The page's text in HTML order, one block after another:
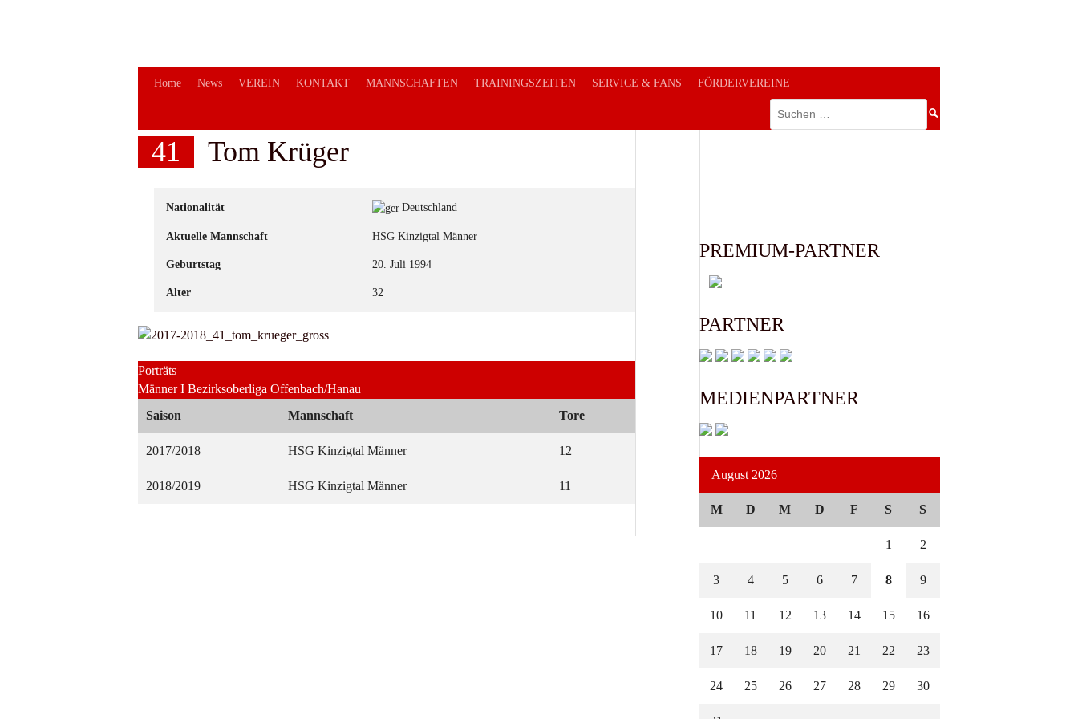
Home News VEREIN KONTAKT MANNSCHAFTEN TRAININGSZEITEN SERVICE & FANS FÖRDERVEREINE
Suchen
nach:
41 Tom Krüger
Nationalität Deutschland
Aktuelle Mannschaft HSG Kinzigtal Männer
Geburtstag 20. Juli 1994
Alter 32
Porträts
Männer I Bezirksoberliga Offenbach/Hanau
Saison
Mannschaft Tore
2017/2018 HSG Kinzigtal Männer 12
2018/2019 HSG Kinzigtal Männer 11
PREMIUM-PARTNER
PARTNER
MEDIENPARTNER
August 2026
M D M D F S S
1 2
3 4 5 6 7 8 9
10 11 12 13 14 15 16
17 18 19 20 21 22 23
24 25 26 27 28 29 30